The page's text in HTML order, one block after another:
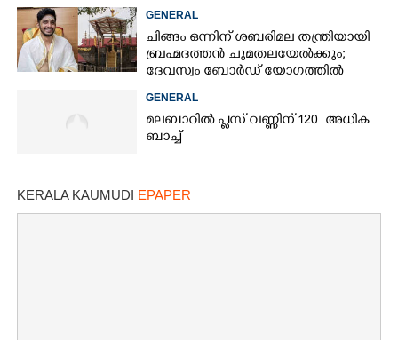
GENERAL
ചിങ്ങം ഒന്നിന് ശബരിമല തന്ത്രിയായി
ബ്രഹ്മദത്തൻ ചുമതലയേൽക്കും;
ദേവസ്വം ബോർഡ് യോഗത്തിൽ
തീരുമാനം
GENERAL
മലബാറിൽ പ്ലസ് വണ്ണിന് 120 അധിക
ബാച്ച്
KERALA KAUMUDI EPAPER